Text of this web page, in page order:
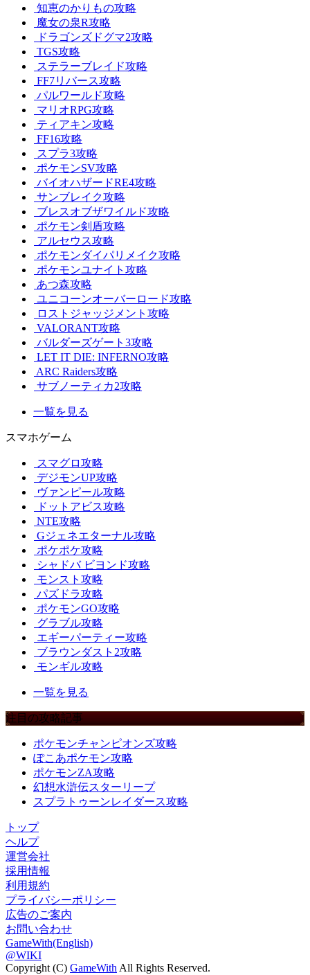
知恵のかりもの攻略
魔女の泉R攻略
ドラゴンズドグマ2攻略
TGS攻略
ステラーブレイド攻略
FF7リバース攻略
パルワールド攻略
マリオRPG攻略
ティアキン攻略
FF16攻略
スプラ3攻略
ポケモンSV攻略
バイオハザードRE4攻略
サンブレイク攻略
ブレスオブザワイルド攻略
ポケモン剣盾攻略
アルセウス攻略
ポケモンダイパリメイク攻略
ポケモンユナイト攻略
あつ森攻略
ユニコーンオーバーロード攻略
ロストジャッジメント攻略
VALORANT攻略
バルダーズゲート3攻略
LET IT DIE: INFERNO攻略
ARC Raiders攻略
サブノーティカ2攻略
一覧を見る
スマホゲーム
スマグロ攻略
デジモンUP攻略
ヴァンピール攻略
ドットアビス攻略
NTE攻略
Gジェネエターナル攻略
ポケポケ攻略
シャドバ ビヨンド攻略
モンスト攻略
パズドラ攻略
ポケモンGO攻略
グラブル攻略
エギーパーティー攻略
ブラウンダスト2攻略
モンギル攻略
一覧を見る
注目の攻略記事
ポケモンチャンピオンズ攻略
ぽこあポケモン攻略
ポケモンZA攻略
幻想水滸伝スターリープ
スプラトゥーンレイダース攻略
トップ
ヘルプ
運営会社
採用情報
利用規約
プライバシーポリシー
広告のご案内
お問い合わせ
GameWith(English)
@WIKI
Copyright (C) GameWith All Rights Reserved.